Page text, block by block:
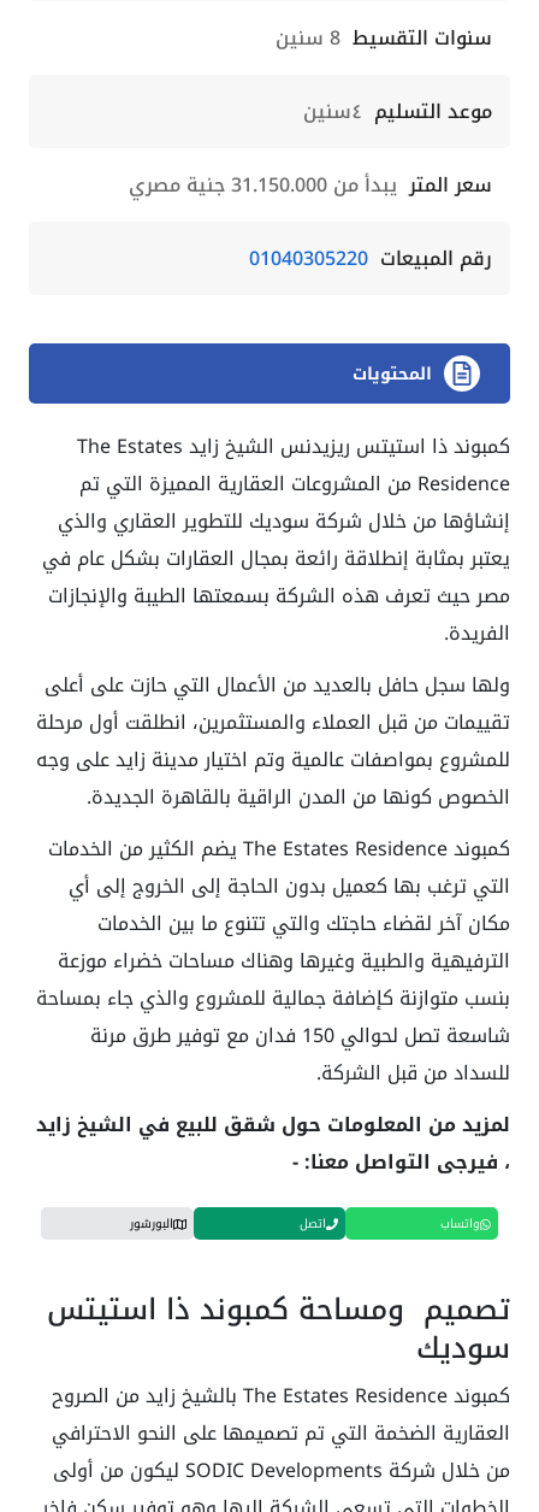
سنوات التقسيط 8 سنين
موعد التسليم ٤سنين
سعر المتر يبدأ من 31.150.000 جنية مصري
رقم المبيعات 01040305220
المحتويات
كمبوند ذا استيتس ريزيدنس الشيخ زايد The Estates
Residence من المشروعات العقارية المميزة التي تم
إنشاؤها من خلال شركة سوديك للتطوير العقاري والذي
يعتبر بمثابة إنطلاقة رائعة بمجال العقارات بشكل عام في
مصر حيث تعرف هذه الشركة بسمعتها الطيبة والإنجازات
الفريدة.
ولها سجل حافل بالعديد من الأعمال التي حازت على أعلى
تقييمات من قبل العملاء والمستثمرين، انطلقت أول مرحلة
للمشروع بمواصفات عالمية وتم اختيار مدينة زايد على وجه
الخصوص كونها من المدن الراقية بالقاهرة الجديدة.
كمبوند The Estates Residence يضم الكثير من الخدمات
التي ترغب بها كعميل بدون الحاجة إلى الخروج إلى أي
مكان آخر لقضاء حاجتك والتي تتنوع ما بين الخدمات
الترفيهية والطبية وغيرها وهناك مساحات خضراء موزعة
بنسب متوازنة كإضافة جمالية للمشروع والذي جاء بمساحة
شاسعة تصل لحوالي 150 فدان مع توفير طرق مرنة
للسداد من قبل الشركة.
لمزيد من المعلومات حول شقق للبيع في الشيخ زايد
، فيرجى التواصل معنا: -
واتساب اتصل البورشور
تصميم ومساحة كمبوند ذا استيتس
سوديك
كمبوند The Estates Residence بالشيخ زايد من الصروح
العقارية الضخمة التي تم تصميمها على النحو الاحترافي
من خلال شركة SODIC Developments ليكون من أولى